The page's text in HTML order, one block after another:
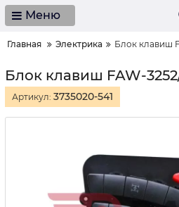
Меню
Главная Электрика Блок клавиш
Блок клавиш FAW-
Артикул: 3735020-541